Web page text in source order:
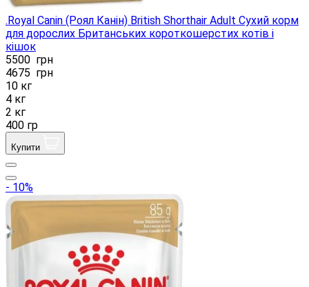
.Royal Canin (Роял Канін) British Shorthair Adult Сухий корм
для дорослих Британських короткошерстих котів і
кішок
5500 грн
4675 грн
10 кг
4 кг
2 кг
400 гр
Купити
- 10%